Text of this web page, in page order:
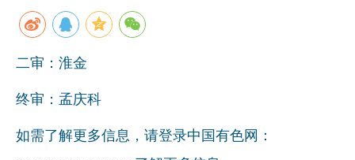
二审：淮金
终审：孟庆科
如需了解更多信息，请登录中国有色网：